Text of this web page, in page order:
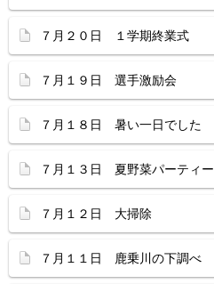
７月２０日 １学期終業式
７月１９日 選手激励会
７月１８日 暑い一日でした
７月１３日 夏野菜パーティー
７月１２日 大掃除
７月１１日 鹿乗川の下調べ